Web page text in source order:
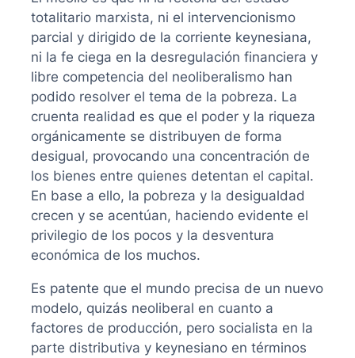
totalitario marxista, ni el intervencionismo
parcial y dirigido de la corriente keynesiana,
ni la fe ciega en la desregulación financiera y
libre competencia del neoliberalismo han
podido resolver el tema de la pobreza. La
cruenta realidad es que el poder y la riqueza
orgánicamente se distribuyen de forma
desigual, provocando una concentración de
los bienes entre quienes detentan el capital.
En base a ello, la pobreza y la desigualdad
crecen y se acentúan, haciendo evidente el
privilegio de los pocos y la desventura
económica de los muchos.
Es patente que el mundo precisa de un nuevo
modelo, quizás neoliberal en cuanto a
factores de producción, pero socialista en la
parte distributiva y keynesiano en términos